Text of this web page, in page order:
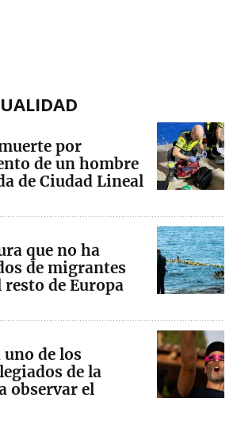
por
de un hombre
de Ciudad Lineal
que no ha
de migrantes
resto de Europa
uno de los
de la
observar el